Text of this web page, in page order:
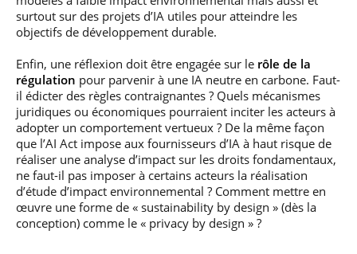
surtout sur des projets d’IA utiles pour atteindre les
objectifs de développement durable.
Enfin, une réflexion doit être engagée sur le rôle de la
régulation pour parvenir à une IA neutre en carbone. Faut-
il édicter des règles contraignantes ? Quels mécanismes
juridiques ou économiques pourraient inciter les acteurs à
adopter un comportement vertueux ? De la même façon
que l’AI Act impose aux fournisseurs d’IA à haut risque de
réaliser une analyse d’impact sur les droits fondamentaux,
ne faut-il pas imposer à certains acteurs la réalisation
d’étude d’impact environnemental ? Comment mettre en
œuvre une forme de « sustainability by design » (dès la
conception) comme le « privacy by design » ?